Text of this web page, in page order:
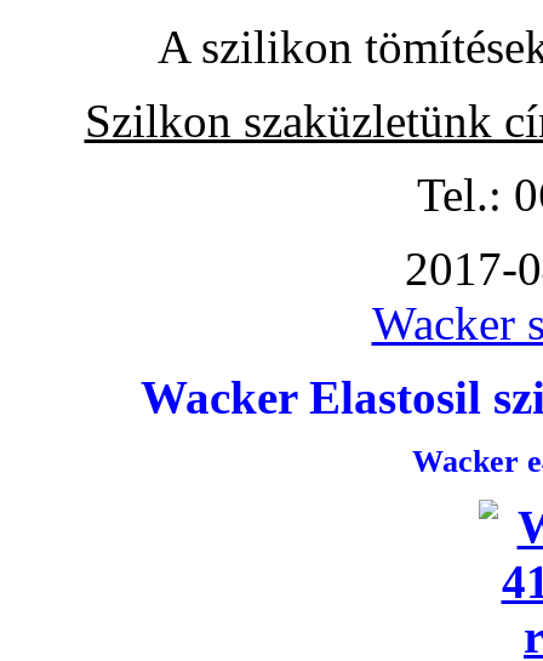
A szilikon
Szilkon szaküzletünk
Tel.:
2017-
Wacker
Wacker Elastosil
Wacker